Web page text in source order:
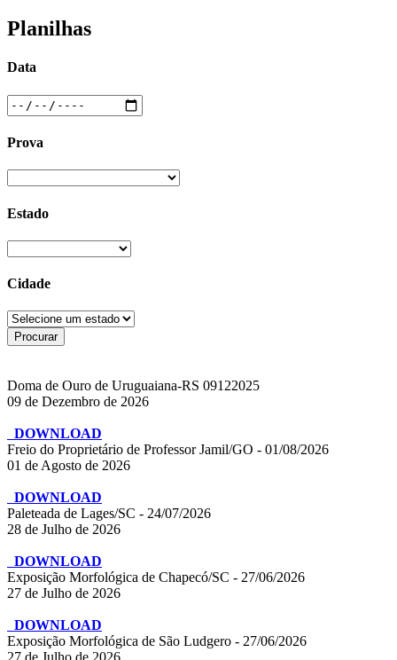
Planilhas
Data
Prova
Estado
Cidade
Doma de Ouro de Uruguaiana-RS 09122025
09 de Dezembro de 2026
DOWNLOAD
Freio do Proprietário de Professor Jamil/GO - 01/08/2026
01 de Agosto de 2026
DOWNLOAD
Paleteada de Lages/SC - 24/07/2026
28 de Julho de 2026
DOWNLOAD
Exposição Morfológica de Chapecó/SC - 27/06/2026
27 de Julho de 2026
DOWNLOAD
Exposição Morfológica de São Ludgero - 27/06/2026